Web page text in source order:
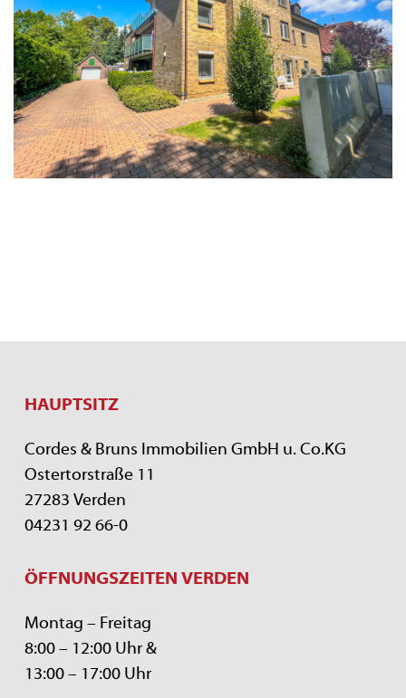
HAUPTSITZ
Cordes & Bruns Immobilien GmbH u. Co.KG
Ostertorstraße 11
27283 Verden
04231 92 66-0
ÖFFNUNGSZEITEN VERDEN
Montag – Freitag
8:00 – 12:00 Uhr &
13:00 – 17:00 Uhr